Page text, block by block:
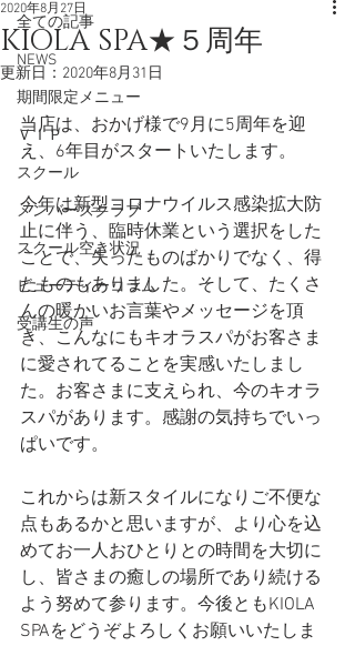
全ての記事
NEWS
期間限定メニュー
ＶＩＰ
スクール
メンバーズクラブ
スクール空き状況
ビューティーコラム
受講生の声
KIOLA SPA★５周年
2020年8月27日
更新日： 2020年8月31日
当店は、おかげ様で9月に5周年を迎
え、6年目がスタートいたします。
今年は新型コロナウイルス感染拡大防
止に伴う、臨時休業という選択をした
ことで、失ったものばかりでなく、得
たものもありました。そして、たくさ
んの暖かいお言葉やメッセージを頂
き、こんなにもキオラスパがお客さま
に愛されてることを実感いたしまし
た。お客さまに支えられ、今のキオラ
スパがあります。感謝の気持ちでいっ
ぱいです。
これからは新スタイルになりご不便な
点もあるかと思いますが、より心を込
めてお一人おひとりとの時間を大切に
し、皆さまの癒しの場所であり続ける
よう努めて参ります。今後ともKIOLA
SPAをどうぞよろしくお願いいたしま